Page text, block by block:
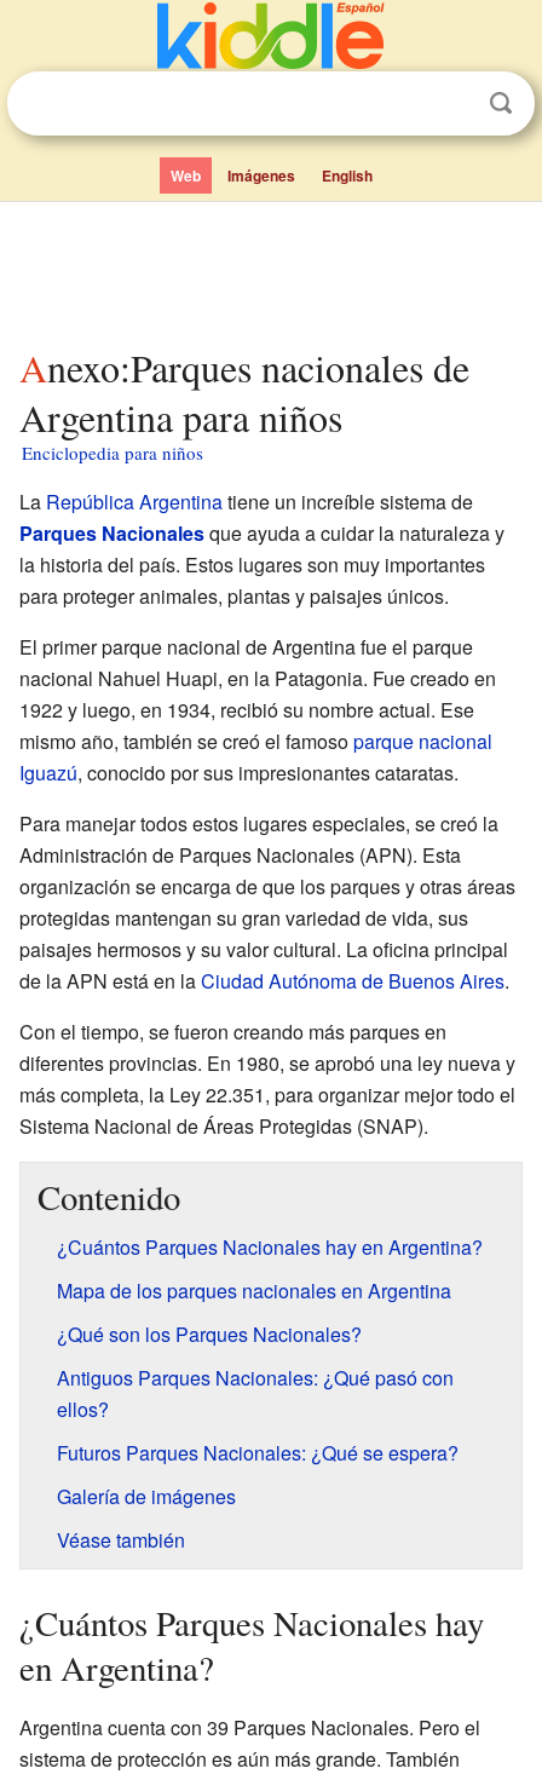
Web Imágenes English
Anexo:Parques nacionales de
Argentina para niños
Enciclopedia para niños
La República Argentinatiene un increíble sistema de
Parques Nacionalesque ayuda a cuidar la naturaleza y
la historia del país. Estos lugares son muy importantes
para proteger animales, plantas y paisajes únicos.
El primer parque nacional de Argentina fue el parque
nacional Nahuel Huapi, en la Patagonia. Fue creado en
1922 y luego, en 1934, recibió su nombre actual. Ese
mismo año, también se creó el famosoparque nacional
Iguazú, conocido por sus impresionantes cataratas.
Para manejar todos estos lugares especiales, se creó la
Administración de Parques Nacionales (APN). Esta
organización se encarga de que los parques y otras áreas
protegidas mantengan su gran variedad de vida, sus
paisajes hermosos y su valor cultural. La oficina principal
de la APN está en laCiudad Autónoma de Buenos Aires.
Con el tiempo, se fueron creando más parques en
diferentes provincias. En 1980, se aprobó una ley nueva y
más completa, la Ley 22.351, para organizar mejor todo el
Sistema Nacional de Áreas Protegidas (SNAP).
Contenido
¿Cuántos Parques Nacionales hay en Argentina?
Mapa de los parques nacionales en Argentina
¿Qué son los Parques Nacionales?
Antiguos Parques Nacionales: ¿Qué pasó con
ellos?
Futuros Parques Nacionales: ¿Qué se espera?
Galería de imágenes
Véase también
¿Cuántos Parques Nacionales hay
en Argentina?
Argentina cuenta con 39 Parques Nacionales. Pero el
sistema de protección es aún más grande. También